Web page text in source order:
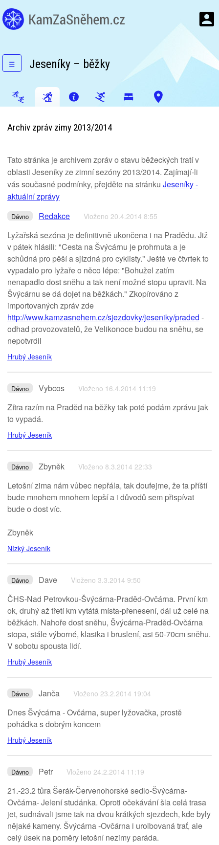
☰ Jeseníky – běžky
Archiv zpráv zimy 2013/2014
Tato stránka je archivem zpráv o stavu běžeckých tratí v
oblasti Jeseníky ze zimní sezóny 2013/2014. Zajímají-li
vás současné podmínky, přejděte na stránku Jeseníky -
aktuální zprávy
Dávno Redakce Vloženo 20.4.2014 8:55
Lyžařská sezóna je definitivně ukončena i na Pradědu. Již
v pátek hlásili: "Cesta na Švýcárnu je prohrnuta a je
schůdná pro pěší a sjízdná pro cyklisty." Ještě ve čtvrtek to
vypadalo pro lyžaře o něco lépe: "Bohužel zatím
nenapadlo dost sněhu a tak není možné stopu upravit. Na
Švýcárnu se dá dojet na běžkách." Zkopírováno z
importovaných zpráv zde
http://www.kamzasnehem.cz/sjezdovky/jeseniky/praded -
odhad provozovatelů, že Velikonoce budou na sněhu, se
nepotvrdil
Hrubý Jeseník
Dávno Vybcos Vloženo 16.4.2014 11:19
Zítra razím na Praděd na běžky tak poté podám zprávu jak
to vypadá.
Hrubý Jeseník
Dávno Zbyněk Vloženo 8.3.2014 22:33
Letošní zima nám vůbec nepřála, tak doufejme, že ta příští
bude mnohem mnohem lepší a i důvodů sem přispívat
bude o dost víc.
Zbyněk
Nízký Jeseník
Dávno Dave Vloženo 3.3.2014 9:50
ČHS-Nad Petrovkou-Švýcárna-Praděd-Ovčárna. První km
ok, druhý až třetí km vytátá místa-přenesení, dál už celé na
běžkách. Nahoře dost sněhu, Švýcárna-Praděd-Ovčárna
stopa, stále výborné, klasika i bruslení, asi 50-70cm sněhu.
V sobotu spousta lidí.
Hrubý Jeseník
Dávno Janča Vloženo 23.2.2014 19:04
Dnes Švýcárna - Ovčárna, super lyžovačka, prostě
pohádka s dobrým koncem
Hrubý Jeseník
Dávno Petr Vloženo 24.2.2014 11:19
21.-23.2 tůra Šerák-Červenohorské sedlo-Švýcárna-
Ovčárna- Jelení studánka. Oproti očekávání šla celá trasa
jet, sudnávali jsme tak na dvou krátkých sjezdech, kde byly
nějaké kameny. Švýcárna -Ovčárna i urolbovaná trať, ale
celý úsek na poměry letošní nezimy paráda.